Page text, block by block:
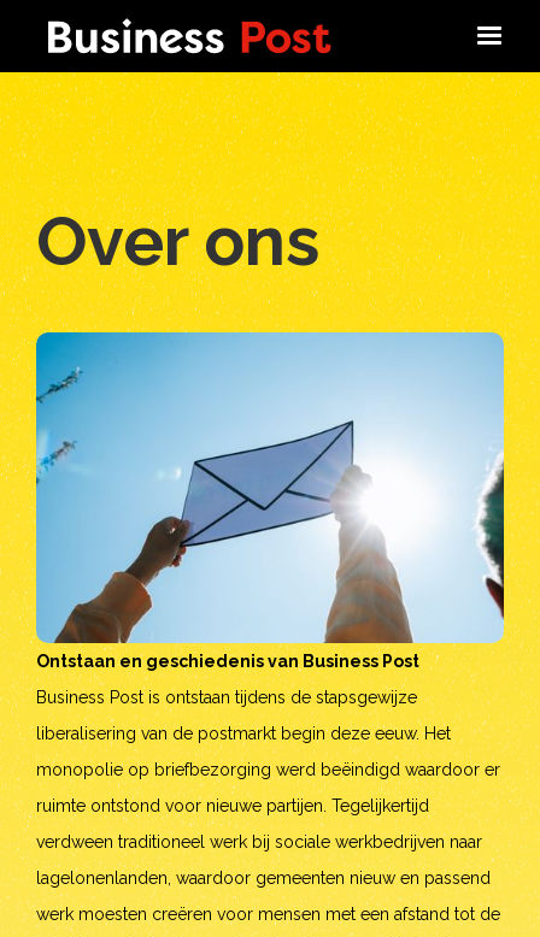
Over ons
Ontstaan en geschiedenis van Business Post
Business Post is ontstaan tijdens de stapsgewijze
liberalisering van de postmarkt begin deze eeuw. Het
monopolie op briefbezorging werd beëindigd waardoor er
ruimte ontstond voor nieuwe partijen. Tegelijkertijd
verdween traditioneel werk bij sociale werkbedrijven naar
lagelonenlanden, waardoor gemeenten nieuw en passend
werk moesten creëren voor mensen met een afstand tot de